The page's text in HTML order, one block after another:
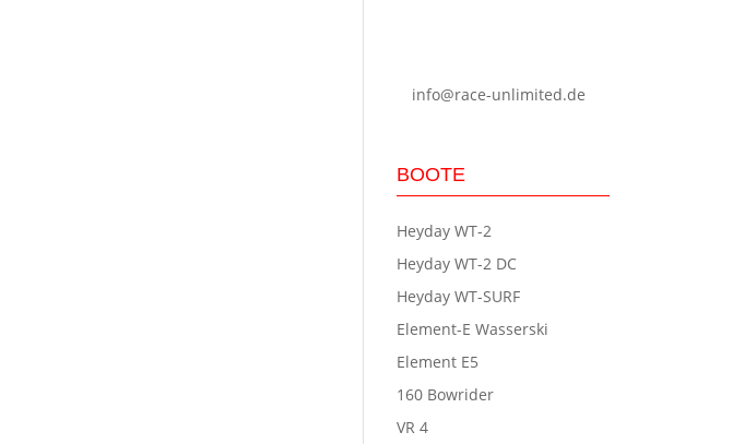
info@race-unlimited.de
BOOTE
Heyday WT-2
Heyday WT-2 DC
Heyday WT-SURF
Element-E Wasserski
Element E5
160 Bowrider
VR 4